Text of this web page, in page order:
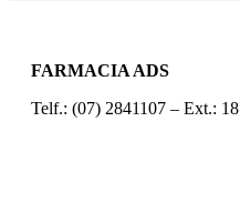
FARMACIA ADS
Telf.: (07) 2841107 – Ext.: 18